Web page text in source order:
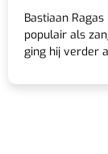
Bastiaan
populair als
ging hij verder